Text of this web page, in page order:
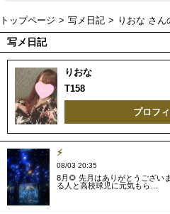
トップページ 写メ日記 りおな さん
写メ日記
りおな
T158
プロフ
⚡️
08/03 20:35
8月🌻 先月はありがとうござい
る人と高校球児に元気もら…